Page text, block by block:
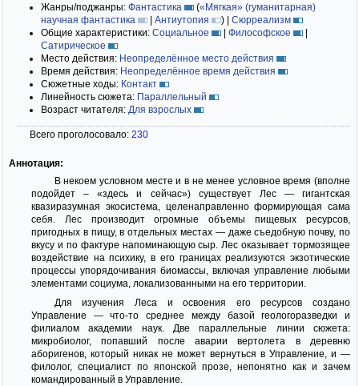
Жанры/поджанры: Фантастика («Мягкая» (гуманитарная)
научная фантастика
| Антиутопия ) | Сюрреализм
Общие характеристики: Социальное | Философское
|
Сатирическое
Место действия: Неопределённое место действия
Время действия: Неопределённое время действия
Сюжетные ходы: Контакт
Линейность сюжета: Параллельный
Возраст читателя: Для взрослых
Всего проголосовало: 230
Аннотация:
В некоем условном месте и в не менее условное время (вполне
подойдет – «здесь и сейчас») существует Лес — гигантская
квазиразумная экосистема, целенаправленно формирующая сама
себя. Лес производит огромные объемы пищевых ресурсов,
пригодных в пищу, в отдельных местах — даже съедобную почву, по
вкусу и по фактуре напоминающую сыр. Лес оказывает тормозящее
воздействие на психику, в его границах реализуются экзотические
процессы упорядочивания биомассы, включая управление любыми
элементами социума, локализованными на его территории.
Для изучения Леса и освоения его ресурсов создано
Управление — что-то среднее между базой геологоразведки и
филиалом академии наук. Две параллельные линии сюжета:
микробиолог, попавший после аварии вертолета в деревню
аборигенов, который никак не может вернуться в Управление, и —
филолог, специалист по японской прозе, непонятно как и зачем
командированный в Управление.